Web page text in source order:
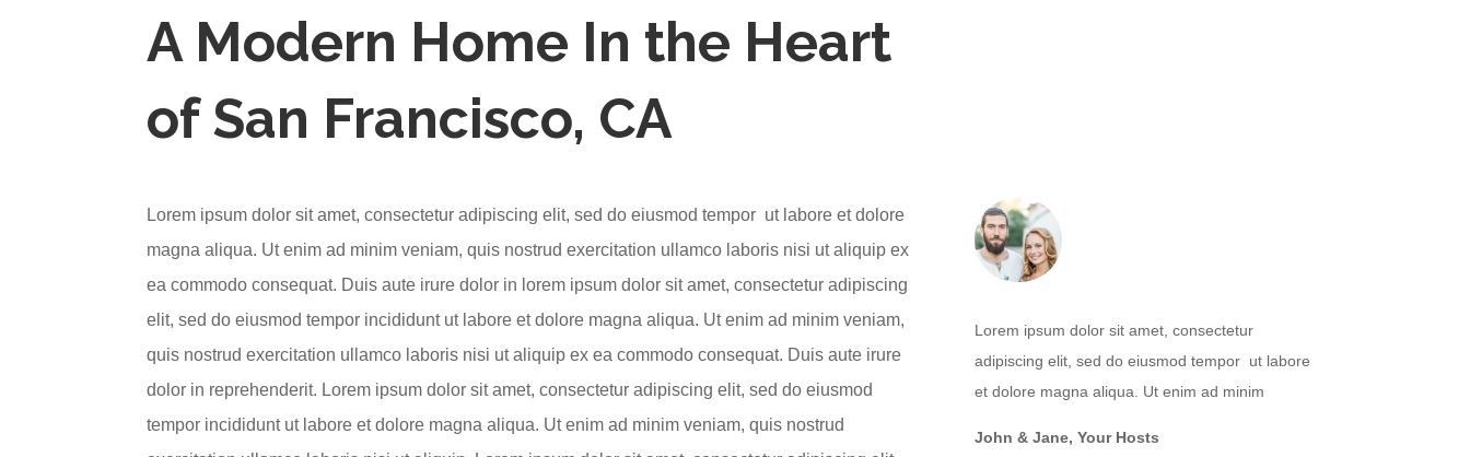
A Modern Home In the Heart
of San Francisco, CA
Lorem ipsum dolor sit amet, consectetur adipiscing elit, sed do eiusmod tempor ut labore et dolore
magna aliqua. Ut enim ad minim veniam, quis nostrud exercitation ullamco laboris nisi ut aliquip ex
ea commodo consequat. Duis aute irure dolor in lorem ipsum dolor sit amet, consectetur adipiscing
elit, sed do eiusmod tempor incididunt ut labore et dolore magna aliqua. Ut enim ad minim veniam,
quis nostrud exercitation ullamco laboris nisi ut aliquip ex ea commodo consequat. Duis aute irure
dolor in reprehenderit. Lorem ipsum dolor sit amet, consectetur adipiscing elit, sed do eiusmod
tempor incididunt ut labore et dolore magna aliqua. Ut enim ad minim veniam, quis nostrud
Lorem ipsum dolor sit amet, consectetur
adipiscing elit, sed do eiusmod tempor ut labore
et dolore magna aliqua. Ut enim ad minim
John & Jane, Your Hosts